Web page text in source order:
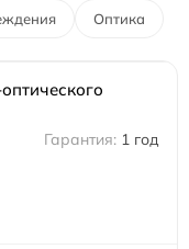
Оптика
1 год